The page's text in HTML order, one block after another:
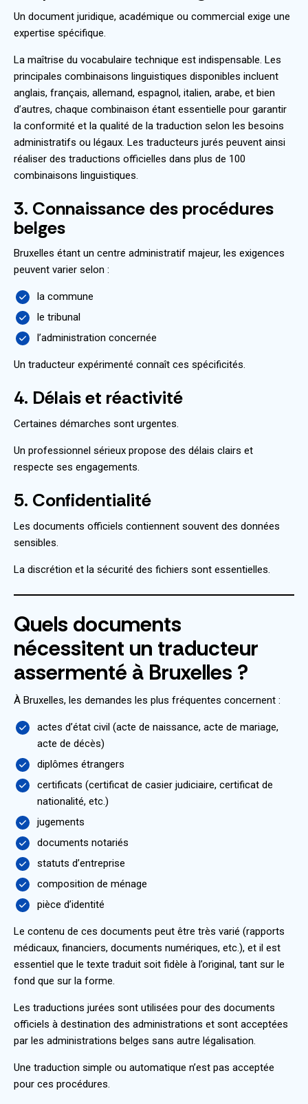
Un document juridique, académique ou commercial exige une
expertise spécifique.
La maîtrise du vocabulaire technique est indispensable. Les
principales combinaisons linguistiques disponibles incluent
anglais, français, allemand, espagnol, italien, arabe, et bien
d’autres, chaque combinaison étant essentielle pour garantir
la conformité et la qualité de la traduction selon les besoins
administratifs ou légaux. Les traducteurs jurés peuvent ainsi
réaliser des traductions officielles dans plus de 100
combinaisons linguistiques.
3. Connaissance des procédures
belges
Bruxelles étant un centre administratif majeur, les exigences
peuvent varier selon :
la commune
le tribunal
l’administration concernée
Un traducteur expérimenté connaît ces spécificités.
4. Délais et réactivité
Certaines démarches sont urgentes.
Un professionnel sérieux propose des délais clairs et
respecte ses engagements.
5. Confidentialité
Les documents officiels contiennent souvent des données
sensibles.
La discrétion et la sécurité des fichiers sont essentielles.
Quels documents
nécessitent un traducteur
assermenté à Bruxelles ?
À Bruxelles, les demandes les plus fréquentes concernent :
actes d’état civil (acte de naissance, acte de mariage,
acte de décès)
diplômes étrangers
certificats (certificat de casier judiciaire, certificat de
nationalité, etc.)
jugements
documents notariés
statuts d’entreprise
composition de ménage
pièce d’identité
Le contenu de ces documents peut être très varié (rapports
médicaux, financiers, documents numériques, etc.), et il est
essentiel que le texte traduit soit fidèle à l’original, tant sur le
fond que sur la forme.
Les traductions jurées sont utilisées pour des documents
officiels à destination des administrations et sont acceptées
par les administrations belges sans autre légalisation.
Une traduction simple ou automatique n’est pas acceptée
pour ces procédures.